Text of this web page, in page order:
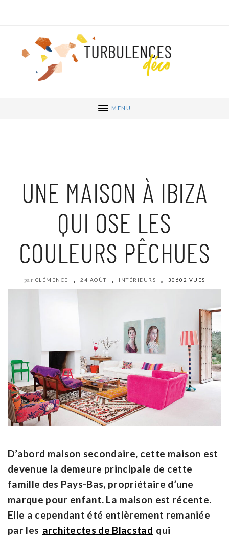
MENU
UNE MAISON À IBIZA
QUI OSE LES
COULEURS PÊCHUES
par CLÉMENCE 24 AOÛT INTÉRIEURS 30602 VUES
D’abord maison secondaire, cette maison est
devenue la demeure principale de cette
famille des Pays-Bas, propriétaire d’une
marque pour enfant. La maison est récente.
Elle a cependant été entièrement remaniée
par les architectes de Blacstad qui